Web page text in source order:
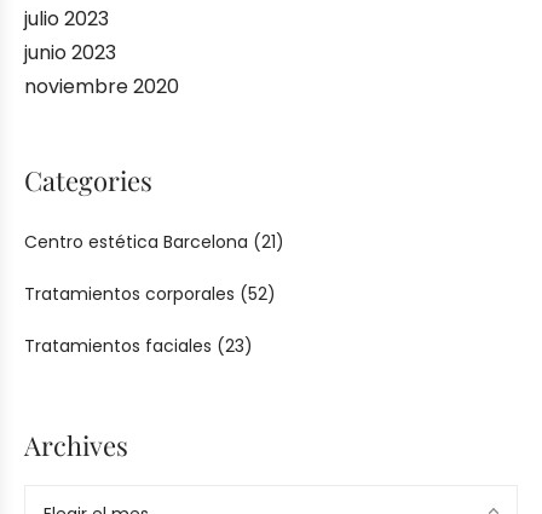
julio 2023
junio 2023
noviembre 2020
Categories
Centro estética Barcelona (21)
Tratamientos corporales (52)
Tratamientos faciales (23)
Archives